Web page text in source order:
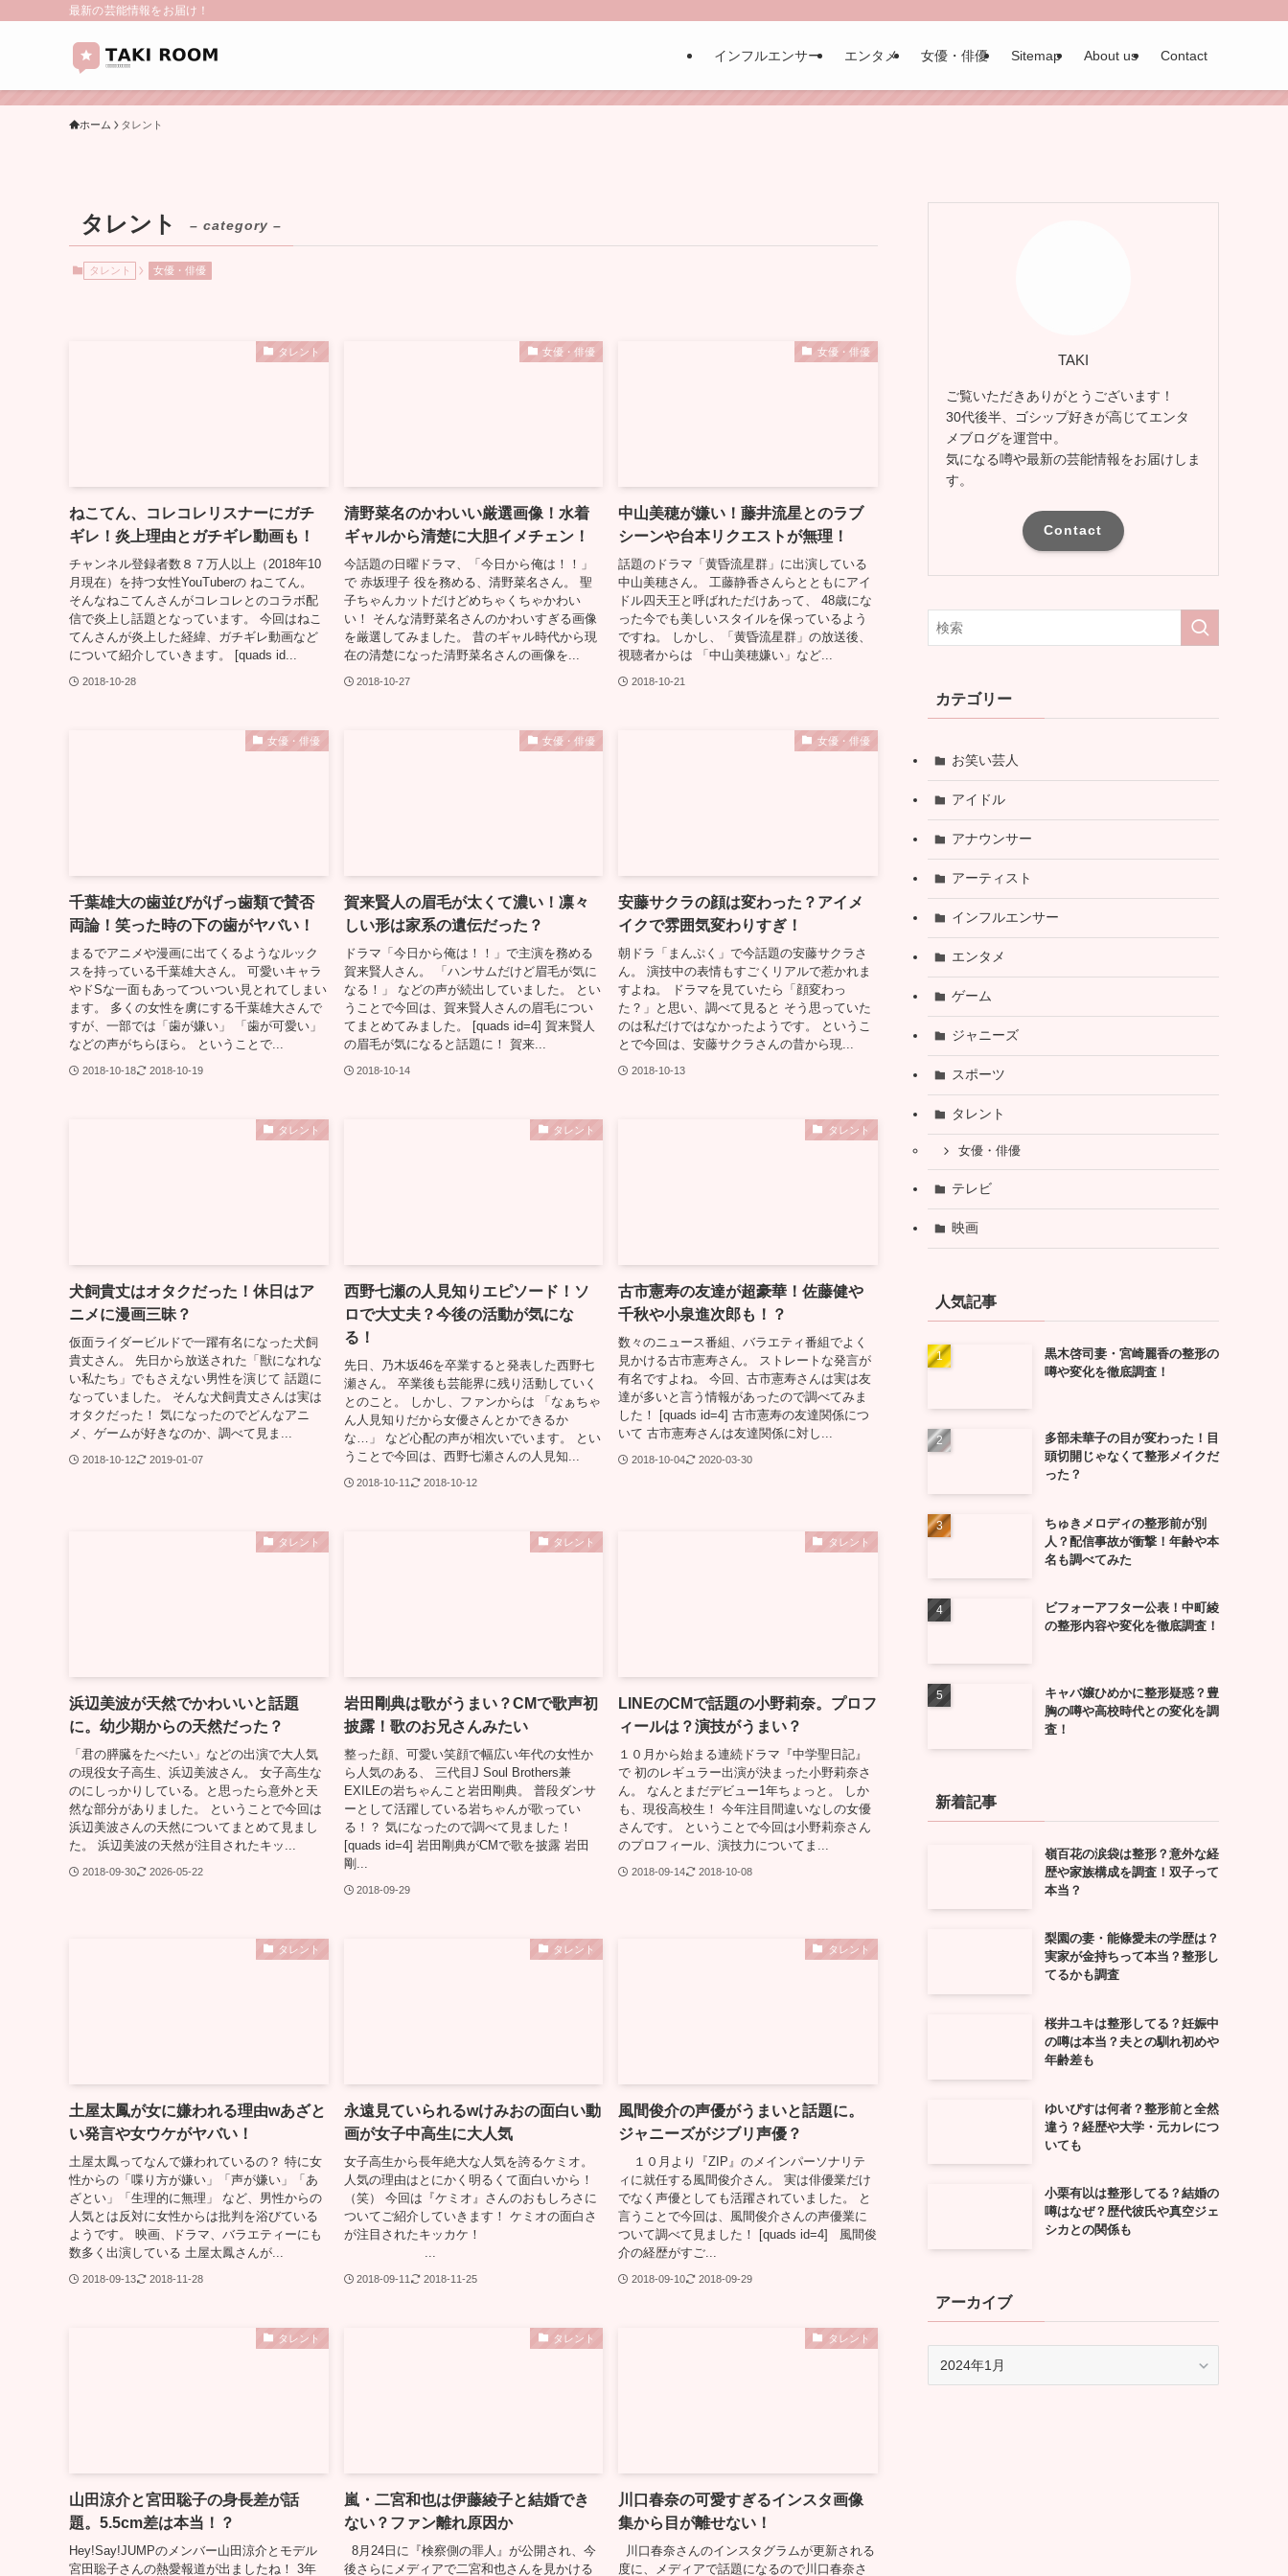
最新の芸能情報をお届け！
インフルエンサー エンタメ 女優・俳優 Sitemap About us Contact
ホーム タレント
タレント – category –
タレント 女優・俳優
タレント
ねこてん、コレコレリスナーにガチ
ギレ！炎上理由とガチギレ動画も！
チャンネル登録者数８７万人以上（2018年10
月現在）を持つ女性YouTuberの ねこてん。
そんなねこてんさんがコレコレとのコラボ配
信で炎上し話題となっています。 今回はねこ
てんさんが炎上した経緯、ガチギレ動画など
について紹介していきます。 [quads id...
2018-10-28
女優・俳優
清野菜名のかわいい厳選画像！水着
ギャルから清楚に大胆イメチェン！
今話題の日曜ドラマ、「今日から俺は！！」
で 赤坂理子 役を務める、清野菜名さん。 聖
子ちゃんカットだけどめちゃくちゃかわい
い！ そんな清野菜名さんのかわいすぎる画像
を厳選してみました。 昔のギャル時代から現
在の清楚になった清野菜名さんの画像を...
2018-10-27
女優・俳優
中山美穂が嫌い！藤井流星とのラブ
シーンや台本リクエストが無理！
話題のドラマ「黄昏流星群」に出演している
中山美穂さん。 工藤静香さんらとともにアイ
ドル四天王と呼ばれただけあって、 48歳にな
った今でも美しいスタイルを保っているよう
ですね。 しかし、「黄昏流星群」の放送後、
視聴者からは 「中山美穂嫌い」など...
2018-10-21
女優・俳優
千葉雄大の歯並びがげっ歯類で賛否
両論！笑った時の下の歯がヤバい！
まるでアニメや漫画に出てくるようなルック
スを持っている千葉雄大さん。 可愛いキャラ
やドSな一面もあってついつい見とれてしまい
ます。 多くの女性を虜にする千葉雄大さんで
すが、一部では「歯が嫌い」 「歯が可愛い」
などの声がちらほら。 ということで...
2018-10-18 2018-10-19
女優・俳優
賀来賢人の眉毛が太くて濃い！凛々
しい形は家系の遺伝だった？
ドラマ「今日から俺は！！」で主演を務める
賀来賢人さん。 「ハンサムだけど眉毛が気に
なる！」 などの声が続出していました。 とい
うことで今回は、賀来賢人さんの眉毛につい
てまとめてみました。 [quads id=4] 賀来賢人
の眉毛が気になると話題に！ 賀来...
2018-10-14
女優・俳優
安藤サクラの顔は変わった？アイメ
イクで雰囲気変わりすぎ！
朝ドラ「まんぷく」で今話題の安藤サクラさ
ん。 演技中の表情もすごくリアルで惹かれま
すよね。 ドラマを見ていたら「顔変わっ
た？」と思い、調べて見ると そう思っていた
のは私だけではなかったようです。 というこ
とで今回は、安藤サクラさんの昔から現...
2018-10-13
タレント
犬飼貴丈はオタクだった！休日はア
ニメに漫画三昧？
仮面ライダービルドで一躍有名になった犬飼
貴丈さん。 先日から放送された「獣になれな
い私たち」でもさえない男性を演じて 話題に
なっていました。 そんな犬飼貴丈さんは実は
オタクだった！ 気になったのでどんなアニ
メ、ゲームが好きなのか、調べて見ま...
2018-10-12 2019-01-07
タレント
西野七瀬の人見知りエピソード！ソ
ロで大丈夫？今後の活動が気にな
る！
先日、乃木坂46を卒業すると発表した西野七
瀬さん。 卒業後も芸能界に残り活動していく
とのこと。 しかし、ファンからは 「なぁちゃ
ん人見知りだから女優さんとかできるか
な…」 など心配の声が相次いでいます。 とい
うことで今回は、西野七瀬さんの人見知...
2018-10-11 2018-10-12
タレント
古市憲寿の友達が超豪華！佐藤健や
千秋や小泉進次郎も！？
数々のニュース番組、バラエティ番組でよく
見かける古市憲寿さん。 ストレートな発言が
有名ですよね。 今回、古市憲寿さんは実は友
達が多いと言う情報があったので調べてみま
した！ [quads id=4] 古市憲寿の友達関係につ
いて 古市憲寿さんは友達関係に対し...
2018-10-04 2020-03-30
タレント
浜辺美波が天然でかわいいと話題
に。幼少期からの天然だった？
「君の膵臓をたべたい」などの出演で大人気
の現役女子高生、浜辺美波さん。 女子高生な
のにしっかりしている。と思ったら意外と天
然な部分がありました。 ということで今回は
浜辺美波さんの天然についてまとめて見まし
た。 浜辺美波の天然が注目されたキッ...
2018-09-30 2026-05-22
タレント
岩田剛典は歌がうまい？CMで歌声初
披露！歌のお兄さんみたい
整った顔、可愛い笑顔で幅広い年代の女性か
ら人気のある、 三代目J Soul Brothers兼
EXILEの岩ちゃんこと岩田剛典。 普段ダンサ
ーとして活躍している岩ちゃんが歌ってい
る！？ 気になったので調べて見ました！
[quads id=4] 岩田剛典がCMで歌を披露 岩田
剛...
2018-09-29
タレント
LINEのCMで話題の小野莉奈。プロフ
ィールは？演技がうまい？
１０月から始まる連続ドラマ『中学聖日記』
で 初のレギュラー出演が決まった小野莉奈さ
ん。 なんとまだデビュー1年ちょっと。 しか
も、現役高校生！ 今年注目間違いなしの女優
さんです。 ということで今回は小野莉奈さん
のプロフィール、演技力についてま...
2018-09-14 2018-10-08
タレント
土屋太鳳が女に嫌われる理由wあざと
い発言や女ウケがヤバい！
土屋太鳳ってなんで嫌われているの？ 特に女
性からの「喋り方が嫌い」「声が嫌い」「あ
ざとい」「生理的に無理」 など、男性からの
人気とは反対に女性からは批判を浴びている
ようです。 映画、ドラマ、バラエティーにも
数多く出演している 土屋太鳳さんが...
2018-09-13 2018-11-28
タレント
永遠見ていられるwけみおの面白い動
画が女子中高生に大人気
女子高生から長年絶大な人気を誇るケミオ。
人気の理由はとにかく明るくて面白いから！
（笑） 今回は『ケミオ』さんのおもしろさに
ついてご紹介していきます！ ケミオの面白さ
が注目されたキッカケ！
2018-09-11 2018-11-25
タレント
風間俊介の声優がうまいと話題に。
ジャニーズがジブリ声優？
１０月より『ZIP』のメインパーソナリテ
ィに就任する風間俊介さん。 実は俳優業だけ
でなく声優としても活躍されていました。 と
言うことで今回は、風間俊介さんの声優業に
ついて調べて見ました！ [quads id=4] 風間俊
介の経歴がすご...
2018-09-10 2018-09-29
タレント
山田涼介と宮田聡子の身長差が話
題。5.5cm差は本当！？
Hey!Say!JUMPのメンバー山田涼介とモデル
宮田聡子さんの熱愛報道が出ましたね！ 3年
タレント
嵐・二宮和也は伊藤綾子と結婚でき
ない？ファン離れ原因か
8月24日に『検察側の罪人』が公開され、今
後さらにメディアで二宮和也さんを見かける
タレント
川口春奈の可愛すぎるインスタ画像
集から目が離せない！
川口春奈さんのインスタグラムが更新される
度に、メディアで話題になるので川口春奈さ
TAKI
ご覧いただきありがとうございます！
30代後半、ゴシップ好きが高じてエンタ
メブログを運営中。
気になる噂や最新の芸能情報をお届けしま
す。
Contact
カテゴリー
お笑い芸人
アイドル
アナウンサー
アーティスト
インフルエンサー
エンタメ
ゲーム
ジャニーズ
スポーツ
タレント
女優・俳優
テレビ
映画
人気記事
黒木啓司妻・宮崎麗香の整形の
噂や変化を徹底調査！
多部未華子の目が変わった！目
頭切開じゃなくて整形メイクだ
った？
ちゅきメロディの整形前が別
人？配信事故が衝撃！年齢や本
名も調べてみた
ビフォーアフター公表！中町綾
の整形内容や変化を徹底調査！
キャバ嬢ひめかに整形疑惑？豊
胸の噂や高校時代との変化を調
査！
新着記事
嶺百花の涙袋は整形？意外な経
歴や家族構成を調査！双子って
本当？
梨園の妻・能條愛未の学歴は？
実家が金持ちって本当？整形し
てるかも調査
桜井ユキは整形してる？妊娠中
の噂は本当？夫との馴れ初めや
年齢差も
ゆいぴすは何者？整形前と全然
違う？経歴や大学・元カレにつ
いても
小栗有以は整形してる？結婚の
噂はなぜ？歴代彼氏や真空ジェ
シカとの関係も
アーカイブ